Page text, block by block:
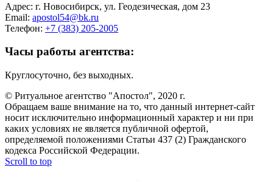
Адрес: г. Новосибирск, ул. Геодезическая, дом 23
Email: apostol54@bk.ru
Телефон: +7 (383) 205-2005
Часы работы агентства:
Круглосуточно, без выходных.
© Ритуальное агентство "Апостол", 2020 г.
Обращаем ваше внимание на то, что данный интернет-сайт
носит исключительно информационный характер и ни при
каких условиях не является публичной офертой,
определяемой положениями Статьи 437 (2) Гражданского
кодекса Российской Федерации.
Scroll to top